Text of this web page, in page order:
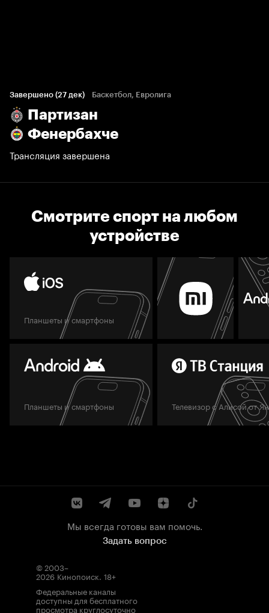
Завершено (27 дек) Баскетбол, Евролига
Партизан
Фенербахче
Трансляция завершена
Смотрите спорт на любом
устройстве
Планшеты и смартфоны
Планшеты и смартфоны Телевизор с Алисой от
Мы всегда готовы вам помочь.
Задать вопрос
© 2003–
2026 Кинопоиск. 18+
Федеральные каналы
доступны для бесплатного
просмотра круглосуточно